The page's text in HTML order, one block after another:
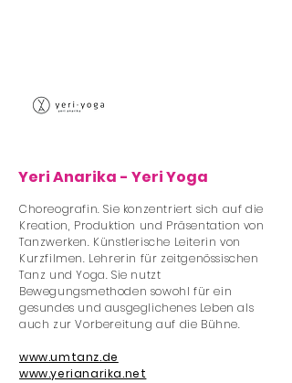
Yeri Anarika - Yeri Yoga
Choreografin. Sie konzentriert sich auf die
Kreation, Produktion und Präsentation von
Tanzwerken. Künstlerische Leiterin von
Kurzfilmen. Lehrerin für zeitgenössischen
Tanz und Yoga. Sie nutzt
Bewegungsmethoden sowohl für ein
gesundes und ausgeglichenes Leben als
auch zur Vorbereitung auf die Bühne.
www.umtanz.de
www.yerianarika.net